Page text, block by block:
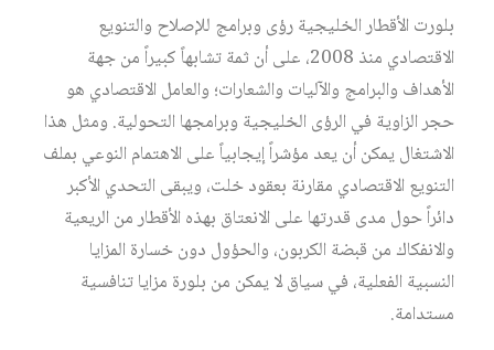
بلورت الأقطار الخليجية رؤى وبرامج للإصلاح والتنويع
الاقتصادي منذ 2008، على أن ثمة تشابهاً كبيراً من جهة
الأهداف والبرامج والآليات والشعارات؛ والعامل الاقتصادي هو
حجر الزاوية في الرؤى الخليجية وبرامجها التحولية. ومثل هذا
الاشتغال يمكن أن يعد مؤشراً إيجابياً على الاهتمام النوعي بملف
التنويع الاقتصادي مقارنة بعقود خلت، ويبقى التحدي الأكبر
دائراً حول مدى قدرتها على الانعتاق بهذه الأقطار من الريعية
والانفكاك من قبضة الكربون، والحؤول دون خسارة المزايا
النسبية الفعلية، في سياق لا يمكن من بلورة مزايا تنافسية
مستدامة.